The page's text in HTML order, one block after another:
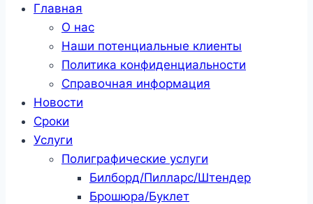
Главная
О нас
Наши потенциальные клиенты
Политика конфиденциальности
Справочная информация
Новости
Сроки
Услуги
Полиграфические услуги
Билборд/Пилларс/Штендер
Брошюра/Буклет